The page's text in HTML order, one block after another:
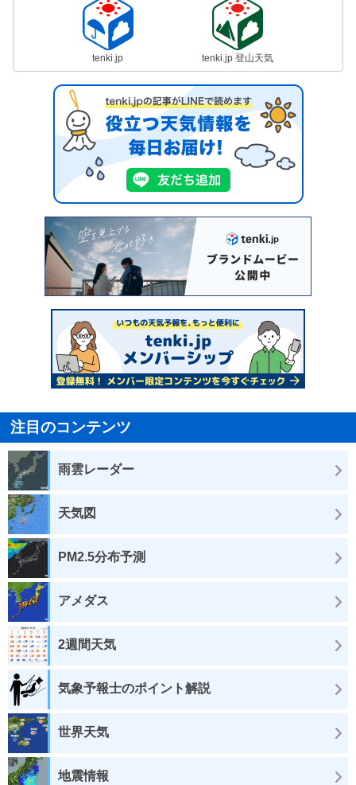
tenki.jp tenki.jp 登山天気
注目のコンテンツ
雨雲レーダー
天気図
PM2.5分布予測
アメダス
2週間天気
気象予報士のポイント解説
世界天気
地震情報